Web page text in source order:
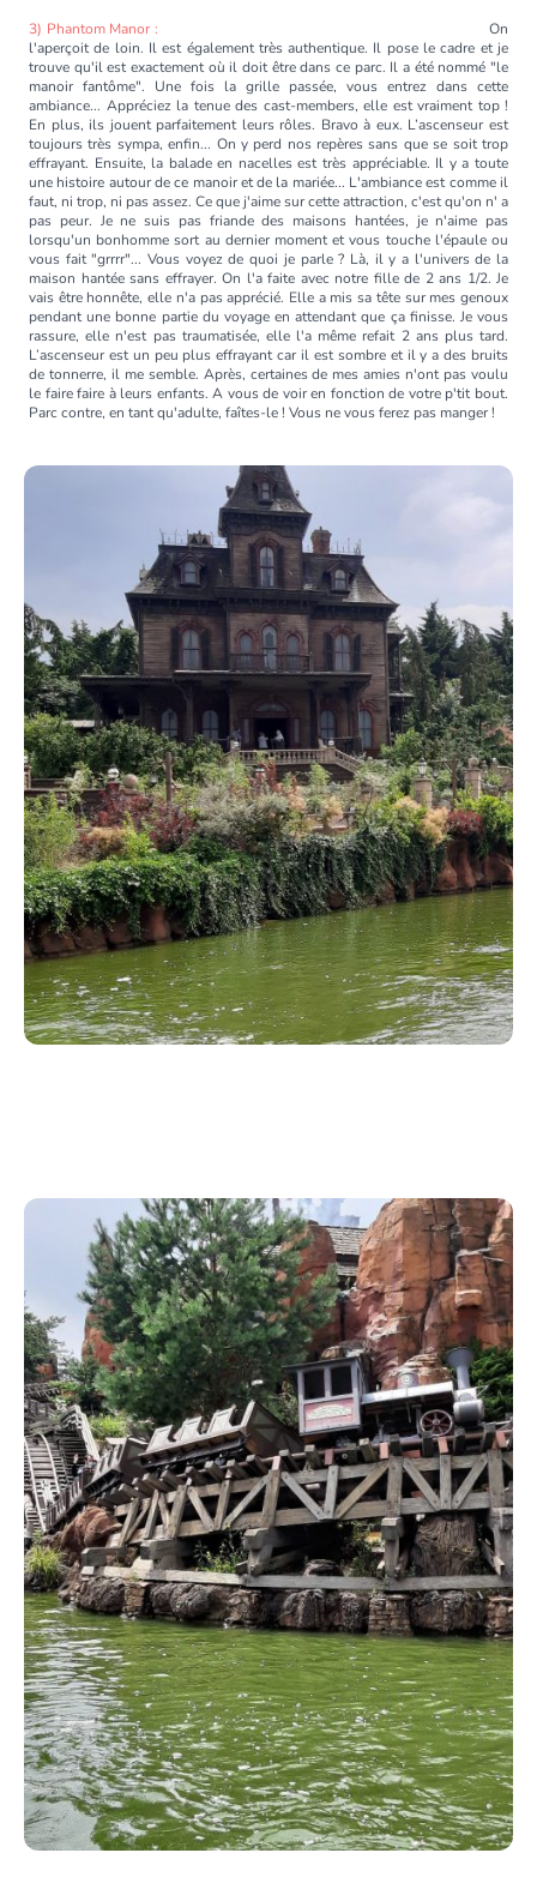
3) Phantom Manor : On
l'aperçoit de loin. Il est également très authentique. Il pose le cadre et je
trouve qu'il est exactement où il doit être dans ce parc. Il a été nommé "le
manoir fantôme". Une fois la grille passée, vous entrez dans cette
ambiance... Appréciez la tenue des cast-members, elle est vraiment top !
En plus, ils jouent parfaitement leurs rôles. Bravo à eux. L’ascenseur est
toujours très sympa, enfin... On y perd nos repères sans que se soit trop
effrayant. Ensuite, la balade en nacelles est très appréciable. Il y a toute
une histoire autour de ce manoir et de la mariée... L'ambiance est comme il
faut, ni trop, ni pas assez. Ce que j'aime sur cette attraction, c'est qu'on n' a
pas peur. Je ne suis pas friande des maisons hantées, je n'aime pas
lorsqu'un bonhomme sort au dernier moment et vous touche l'épaule ou
vous fait "grrrr"... Vous voyez de quoi je parle ? Là, il y a l'univers de la
maison hantée sans effrayer. On l'a faite avec notre fille de 2 ans 1/2. Je
vais être honnête, elle n'a pas apprécié. Elle a mis sa tête sur mes genoux
pendant une bonne partie du voyage en attendant que ça finisse. Je vous
rassure, elle n'est pas traumatisée, elle l'a même refait 2 ans plus tard.
L’ascenseur est un peu plus effrayant car il est sombre et il y a des bruits
de tonnerre, il me semble. Après, certaines de mes amies n'ont pas voulu
le faire faire à leurs enfants. A vous de voir en fonction de votre p'tit bout.
Parc contre, en tant qu'adulte, faîtes-le ! Vous ne vous ferez pas manger !